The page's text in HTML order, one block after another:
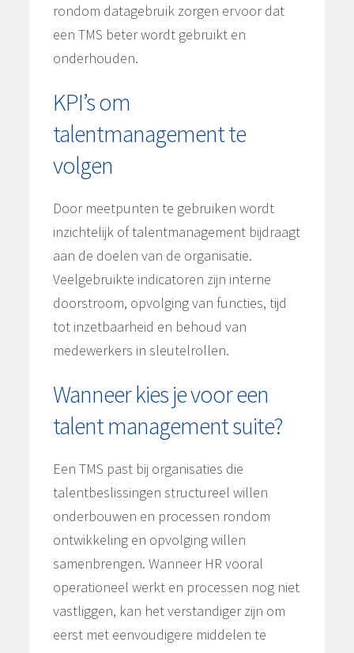
rondom datagebruik zorgen ervoor dat
een TMS beter wordt gebruikt en
onderhouden.
KPI’s om
talentmanagement te
volgen
Door meetpunten te gebruiken wordt
inzichtelijk of talentmanagement bijdraagt
aan de doelen van de organisatie.
Veelgebruikte indicatoren zijn interne
doorstroom, opvolging van functies, tijd
tot inzetbaarheid en behoud van
medewerkers in sleutelrollen.
Wanneer kies je voor een
talent management suite?
Een TMS past bij organisaties die
talentbeslissingen structureel willen
onderbouwen en processen rondom
ontwikkeling en opvolging willen
samenbrengen. Wanneer HR vooral
operationeel werkt en processen nog niet
vastliggen, kan het verstandiger zijn om
eerst met eenvoudigere middelen te